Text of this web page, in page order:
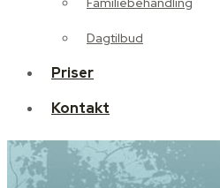
Priser
Kontakt
Dagtilbud
Priser
Kontakt